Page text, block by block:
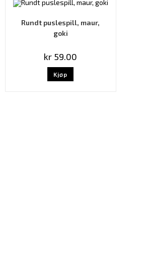
Rundt puslespill, maur,
goki
kr 59.00
Kjøp